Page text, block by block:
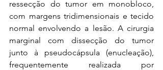
ressecção do tumor em monobloco,
com margens tridimensionais e tecido
normal envolvendo a lesão. A cirurgia
marginal com dissecção do tumor
junto à pseudocápsula (enucleação),
frequentemente realizada por